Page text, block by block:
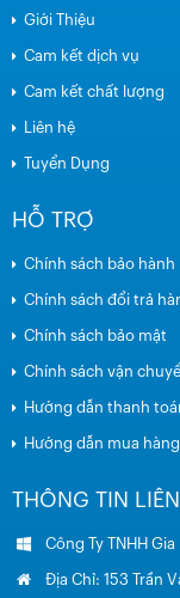
Giới Thiệu
Cam kết dịch vụ
Cam kết chất lượng
Liên hệ
Tuyển Dụng
HỖ TRỢ
Chính sách bảo hành
Chính sách đổi trả
Chính sách bảo mật
Chính sách vận
Hướng dẫn thanh
Hướng dẫn mua hàng
THÔNG TIN
Công Ty TNHH
Địa Chỉ: 153 Trần